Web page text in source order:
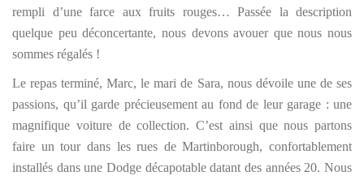
rempli d’une farce aux fruits rouges… Passée la description
quelque peu déconcertante, nous devons avouer que nous nous
sommes régalés !
Le repas terminé, Marc, le mari de Sara, nous dévoile une de ses
passions, qu’il garde précieusement au fond de leur garage : une
magnifique voiture de collection. C’est ainsi que nous partons
faire un tour dans les rues de Martinborough, confortablement
installés dans une Dodge décapotable datant des années 20. Nous